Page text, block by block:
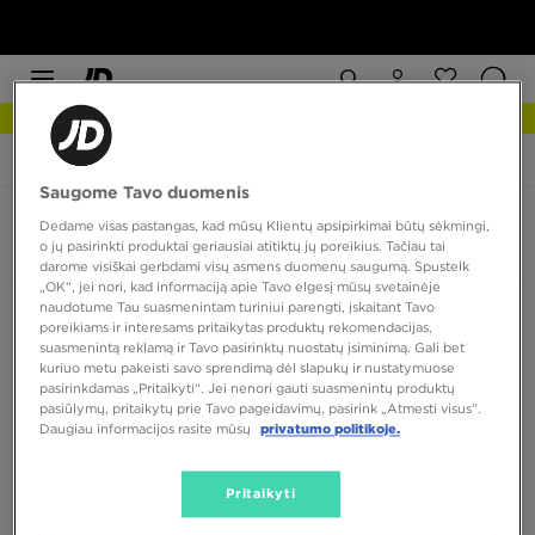
JD Sports Vans Rowley
Vans Rowley
0 produktų
Rūšiuoti:Rekomenduojama Filtruoti
Nėra produktų, kuriuos būtų galima parodyti
Saugome Tavo duomenis
Dedame visas pastangas, kad mūsų Klientų apsipirkimai būtų sėkmingi,
o jų pasirinkti produktai geriausiai atitiktų jų poreikius. Tačiau tai
darome visiškai gerbdami visų asmens duomenų saugumą. Spustelk
„OK“, jei nori, kad informaciją apie Tavo elgesį mūsų svetainėje
naudotume Tau suasmenintam turiniui parengti, įskaitant Tavo
poreikiams ir interesams pritaikytas produktų rekomendacijas,
suasmenintą reklamą ir Tavo pasirinktų nuostatų įsiminimą. Gali bet
kuriuo metu pakeisti savo sprendimą dėl slapukų ir nustatymuose
pasirinkdamas „Pritaikyti“. Jei nenori gauti suasmenintų produktų
pasiūlymų, pritaikytų prie Tavo pageidavimų, pasirink „Atmesti visus”.
Daugiau informacijos rasite mūsų
privatumo politikoje.
Pritaikyti